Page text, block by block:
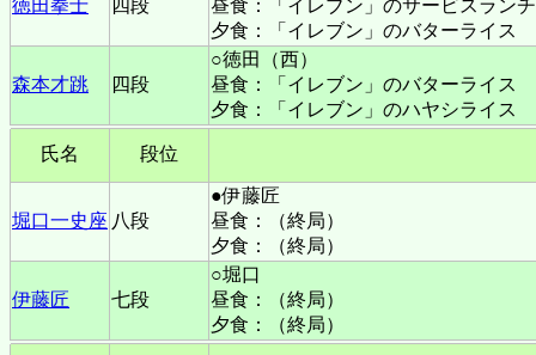
徳田拳士 四段
昼食：「イレブン」のサービスラン
夕食：「イレブン」のバターライス
森本才跳 四段
○徳田（西）
昼食：「イレブン」のバターライス
夕食：「イレブン」のハヤシライス
氏名 段位
堀口一史座 八段
●伊藤匠
昼食：（終局）
夕食：（終局）
伊藤匠 七段
○堀口
昼食：（終局）
夕食：（終局）